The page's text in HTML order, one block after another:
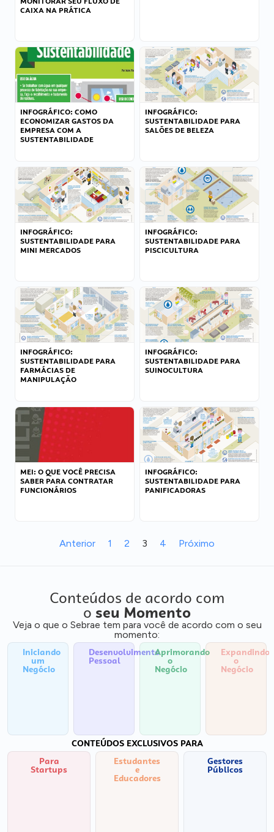
CAIXA NA PRÁTICA
INFOGRÁFICO: COMO
ECONOMIZAR GASTOS DA
EMPRESA COM A
SUSTENTABILIDADE
INFOGRÁFICO:
SUSTENTABILIDADE PARA
SALÕES DE BELEZA
INFOGRÁFICO:
SUSTENTABILIDADE PARA
MINI MERCADOS
INFOGRÁFICO:
SUSTENTABILIDADE PARA
PISCICULTURA
INFOGRÁFICO:
SUSTENTABILIDADE PARA
FARMÁCIAS DE
MANIPULAÇÃO
INFOGRÁFICO:
SUSTENTABILIDADE PARA
SUINOCULTURA
MEI: O QUE VOCÊ PRECISA
SABER PARA CONTRATAR
FUNCIONÁRIOS
INFOGRÁFICO:
SUSTENTABILIDADE PARA
PANIFICADORAS
Anterior 1 2 3 4 Próximo
Conteúdos de acordo com
o seu Momento
Veja o que o Sebrae tem para você de acordo com o seu
momento:
Iniciando
um
Negócio
Desenvolvimento
Pessoal
Aprimorando
o
Negócio
Expandindo
o
Negócio
CONTEÚDOS EXCLUSIVOS PARA
Para
Startups
Estudantes
e
Educadores
Gestores
Públicos